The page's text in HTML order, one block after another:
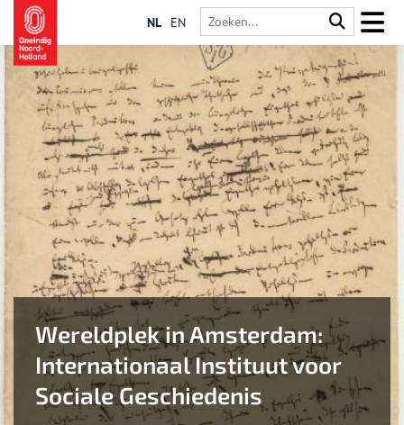
NL EN
Wereldplek in Amsterdam:
Internationaal Instituut voor
Sociale Geschiedenis